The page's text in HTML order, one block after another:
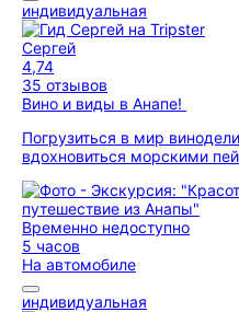
индивидуальная
Сергей
4,74
35 отзывов
Вино и виды в Анапе!
Погрузиться в мир
вдохновиться морскими
Временно недоступно
5 часов
На автомобиле
индивидуальная